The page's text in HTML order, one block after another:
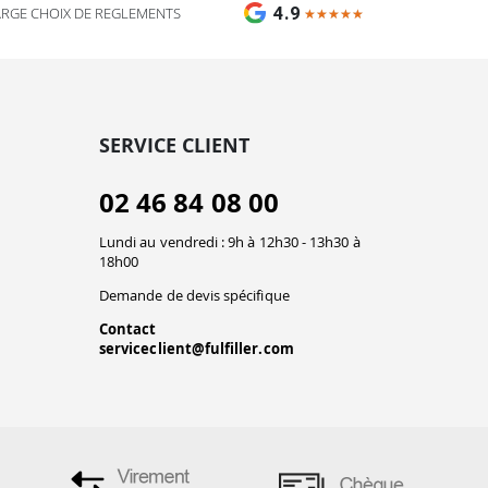
CHOIX DE REGLEMENTS 4.9 ★★★★★
★★★★★
SERVICE CLIENT
02 46 84 08 00
Lundi au vendredi : 9h à 12h30 - 13h30 à
18h00
Demande de devis spécifique
Contact
serviceclient@fulfiller.com